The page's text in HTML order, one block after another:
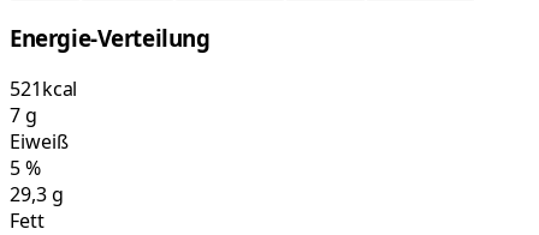
Energie-Verteilung
521kcal
7g
Eiweiß
5%
29,3g
Fett